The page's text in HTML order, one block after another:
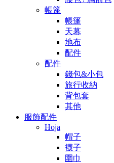
帳篷
帳篷
天幕
地布
配件
配件
錢包&小包
旅行收納
背包套
其他
服飾配件
Hoja
帽子
襪子
圍巾